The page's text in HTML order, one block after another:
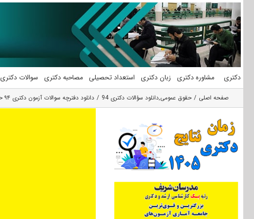
محتوا
دکتری مشاوره دکتری زبان دکتری استعداد تحصیلی مصاحبه دکتری سوالات دکتری
صفحه اصلی حقوق عمومی,دانلود سؤالات دکتری 94 دانلود دفترچه سوالات آزمون دکتری ۹۴ حقوق عمومی کد ۲۱۱۳